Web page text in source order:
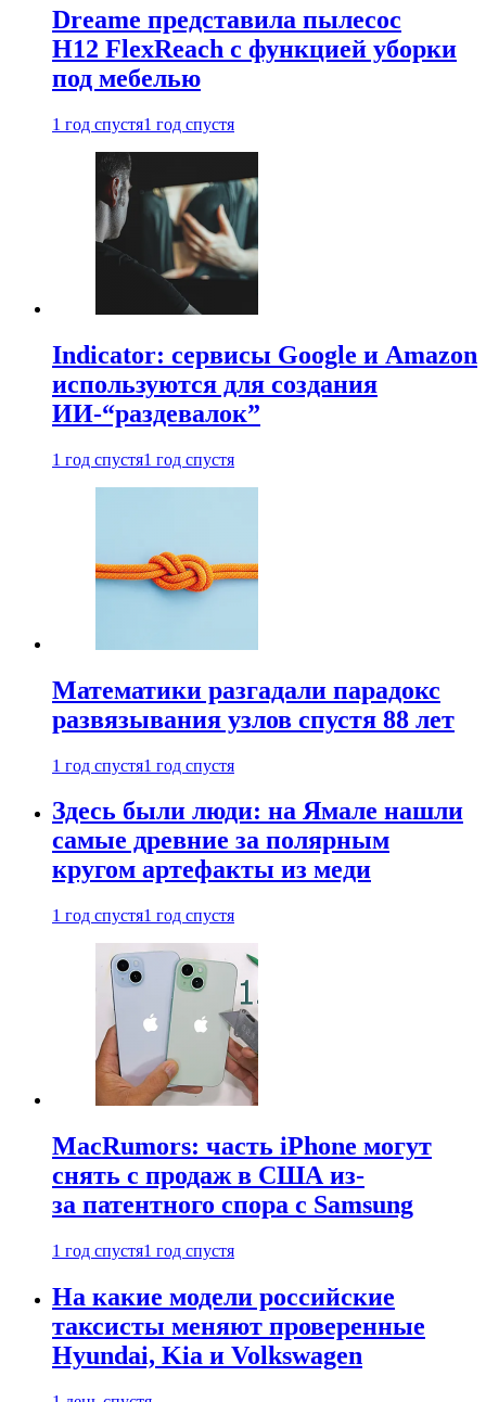
Dreame представила пылесос
H12 FlexReach с функцией уборки
под мебелью
1 год спустя1 год спустя
Indicator: сервисы Google и Amazon
используются для создания
ИИ-“раздевалок”
1 год спустя1 год спустя
Математики разгадали парадокс
развязывания узлов спустя 88 лет
1 год спустя1 год спустя
Здесь были люди: на Ямале нашли
самые древние за полярным
кругом артефакты из меди
1 год спустя1 год спустя
MacRumors: часть iPhone могут
снять с продаж в США из-
за патентного спора с Samsung
1 год спустя1 год спустя
На какие модели российские
таксисты меняют проверенные
Hyundai, Kia и Volkswagen